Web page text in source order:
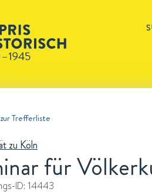
Trefferliste
zu Köln
für
ID: 14443